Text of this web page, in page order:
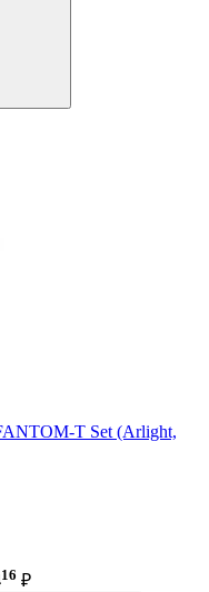
T Set (Arlight,
16 ₽